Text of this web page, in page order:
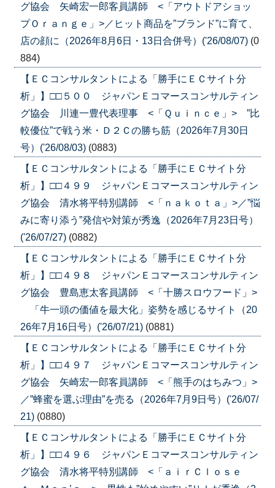
グ協会 矢崎宏一郎客員講師 <「アウトドアショッ
プＯｒａｎｇｅ」>／ヒット商品を”ブランド”に育て、
店の顔に（2026年8月6日・13日合併号）('26/08/07) (0
884)
【ＥＣコンサルタントによる「勝手にＥＣサイト分
析」】□□５００ ジャパンＥコマースコンサルティン
グ協会 川連一豊代表理事 <「Ｑｕｉｎｃｅ」> ”比
較優位”で戦う米・Ｄ２Ｃの勝ち筋（2026年7月30日
号）('26/08/03) (0883)
【ＥＣコンサルタントによる「勝手にＥＣサイト分
析」】□□４９９ ジャパンＥコマースコンサルティン
グ協会 清水将平特別講師 <「ｎａｋｏｔａ」>／”悩
みに寄り添う”発信や対策が秀逸（2026年7月23日号）
('26/07/27) (0882)
【ＥＣコンサルタントによる「勝手にＥＣサイト分
析」】□□４９８ ジャパンＥコマースコンサルティン
グ協会 豊島恵太客員講師 <「十勝スロウフード」>
「牛一頭の価値を最大化」姿勢を感じるサイト（20
26年7月16日号）('26/07/21) (0881)
【ＥＣコンサルタントによる「勝手にＥＣサイト分
析」】□□４９７ ジャパンＥコマースコンサルティン
グ協会 矢崎宏一郎客員講師 <「熊手のはちみつ」>
／”蜂蜜を選ぶ理由”を売る（2026年7月9日号）('26/07/
21) (0880)
【ＥＣコンサルタントによる「勝手にＥＣサイト分
析」】□□４９６ ジャパンＥコマースコンサルティン
グ協会 清水将平特別講師 <「ａｉｒＣｌｏｓｅ